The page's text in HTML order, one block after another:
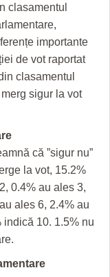
clasamentul
importante
de vot raportat
clasamentul
sigur la vot
că ”sigur nu”
la vot, 15.2%
0.4% au ales 3,
ales 6, 2.4% au
indică 10. 1.5% nu